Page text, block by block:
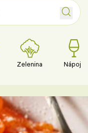
Zelenina Nápoje